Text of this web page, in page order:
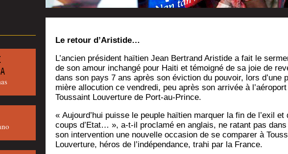
Le retour d’Aristide…
L’ancien pré­sident haï­tien Jean Ber­trand Aris­tide a fait le
de son amour inchan­gé pour Hai­ti et témoi­gné de sa joie de
dans son pays 7 ans après son évic­tion du pou­voir, lors d’une
mière allo­cu­tion ce ven­dre­di, peu après son arri­vée à l’aéroport
Tous­saint Lou­ver­ture de Port-au-Prince.
« Aujourd’hui puisse le peuple haï­tien mar­quer la fin de l’exil et
coups d’Etat… », a‑t-il pro­cla­mé en anglais, ne ratant pas dans
son inter­ven­tion une nou­velle occa­sion de se com­pa­rer à
Lou­ver­ture, héros de l’indépendance, tra­hi par la France.